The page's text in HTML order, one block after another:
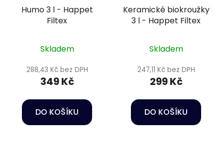
Humo 3 l - Happet
Filtex
Skladem
288,43 Kč bez DPH
349 Kč
DO KOŠÍKU
Keramické biokroužky
3 l - Happet Filtex
Skladem
247,11 Kč bez DPH
299 Kč
DO KOŠÍKU